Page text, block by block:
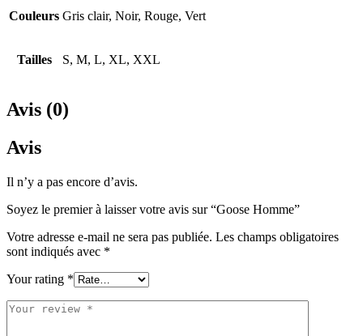
Couleurs Gris clair, Noir, Rouge, Vert
Tailles S, M, L, XL, XXL
Avis (0)
Avis
Il n’y a pas encore d’avis.
Soyez le premier à laisser votre avis sur “Goose Homme”
Votre adresse e-mail ne sera pas publiée. Les champs obligatoires
sont indiqués avec *
Your rating *